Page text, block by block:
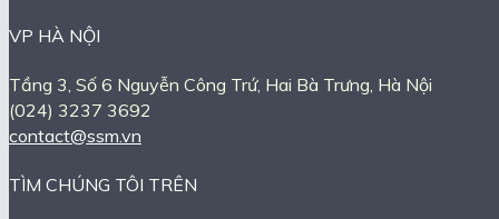
VP HÀ NỘI
Tầng 3, Số 6 Nguyễn Công Trứ, Hai Bà Trưng, Hà Nội
(024) 3237 3692
contact@ssm.vn
TÌM CHÚNG TÔI TRÊN